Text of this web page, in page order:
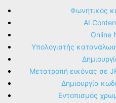
Φωνητικός
AI
Online
Υπολογιστής
Μετατροπή εικόνας σε
Δημιουργία
Εντοπισμός